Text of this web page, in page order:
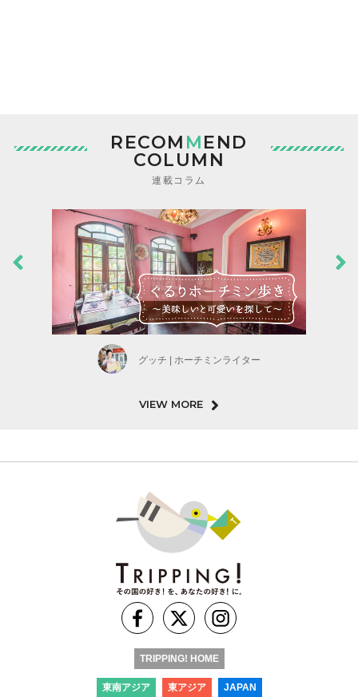
RECOM MEND
COLUMN
連載コラム
グッチ | ホーチミンライター
VIEW MORE
TRIPPING! HOME
東南アジア 東アジア JAPAN